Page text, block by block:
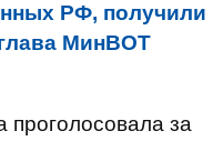
РФ, получили
МинВОТ
проголосовала за